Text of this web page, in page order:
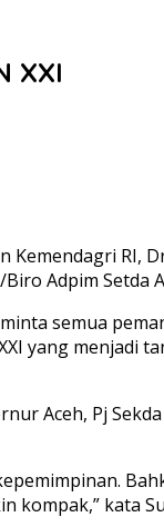
XXI
Kemendagri RI,
Adpim Setda
semua
yang menjadi
Aceh, Pj
kompak,” kata